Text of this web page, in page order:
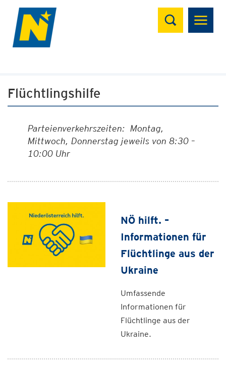
Suchen
Flüchtlingshilfe
Parteienverkehrszeiten: Montag,
Mittwoch, Donnerstag jeweils von 8:30 –
10:00 Uhr
NÖ hilft. –
Informationen für
Flüchtlinge aus der
Ukraine
Umfassende
Informationen für
Flüchtlinge aus der
Ukraine.